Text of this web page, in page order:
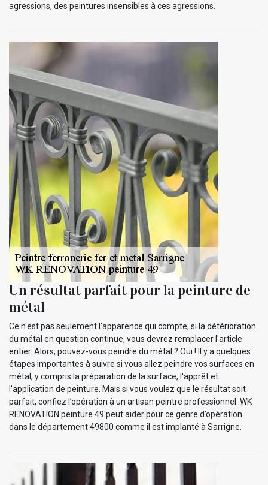
agressions, des peintures insensibles à ces agressions.
Un résultat parfait pour la peinture de
métal
Ce n'est pas seulement l'apparence qui compte; si la détérioration
du métal en question continue, vous devrez remplacer l'article
entier. Alors, pouvez-vous peindre du métal ? Oui ! Il y a quelques
étapes importantes à suivre si vous allez peindre vos surfaces en
métal, y compris la préparation de la surface, l'apprêt et
l'application de peinture. Mais si vous voulez que le résultat soit
parfait, confiez l’opération à un artisan peintre professionnel. WK
RENOVATION peinture 49 peut aider pour ce genre d’opération
dans le département 49800 comme il est implanté à Sarrigne.